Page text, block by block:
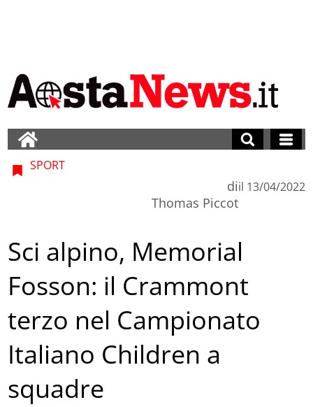
SPORT
di
Thomas Piccot
il 13/04/2022
Sci alpino, Memorial
Fosson: il Crammont
terzo nel Campionato
Italiano Children a
squadre